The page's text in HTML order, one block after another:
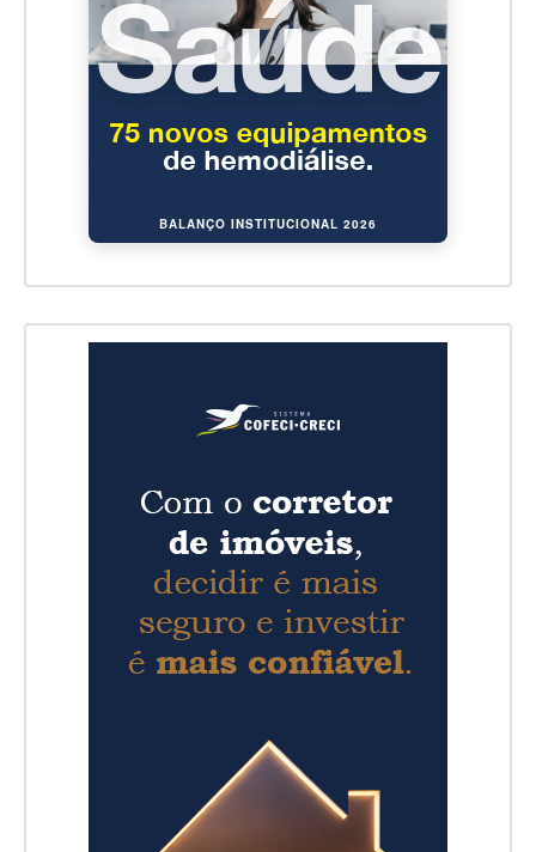
BALANÇO INSTITUCIONAL 2026